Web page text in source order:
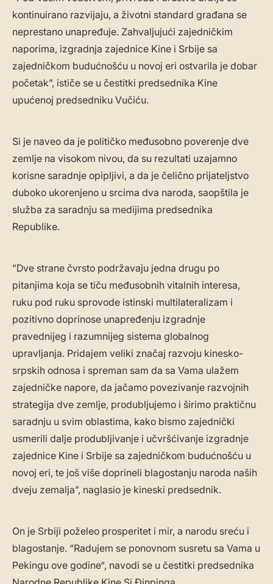
kontinuirano razvijaju, a životni standard građana se
neprestano unapređuje. Zahvaljujući zajedničkim
naporima, izgradnja zajednice Kine i Srbije sa
zajedničkom budućnošću u novoj eri ostvarila je dobar
početak”, ističe se u čestitki predsednika Kine
upućenoj predsedniku Vučiću.
Si je naveo da je političko međusobno poverenje dve
zemlje na visokom nivou, da su rezultati uzajamno
korisne saradnje opipljivi, a da je čelično prijateljstvo
duboko ukorenjeno u srcima dva naroda, saopštila je
služba za saradnju sa medijima predsednika
Republike.
“Dve strane čvrsto podržavaju jedna drugu po
pitanjima koja se tiču međusobnih vitalnih interesa,
ruku pod ruku sprovode istinski multilateralizam i
pozitivno doprinose unapređenju izgradnje
pravednijeg i razumnijeg sistema globalnog
upravljanja. Pridajem veliki značaj razvoju kinesko-
srpskih odnosa i spreman sam da sa Vama ulažem
zajedničke napore, da jačamo povezivanje razvojnih
strategija dve zemlje, produbljujemo i širimo praktičnu
saradnju u svim oblastima, kako bismo zajednički
usmerili dalje produbljivanje i učvršćivanje izgradnje
zajednice Kine i Srbije sa zajedničkom budućnošću u
novoj eri, te još više doprineli blagostanju naroda naših
dveju zemalja”, naglasio je kineski predsednik.
On je Srbiji poželeo prosperitet i mir, a narodu sreću i
blagostanje. “Radujem se ponovnom susretu sa Vama u
Pekingu ove godine“, navodi se u čestitki predsednika